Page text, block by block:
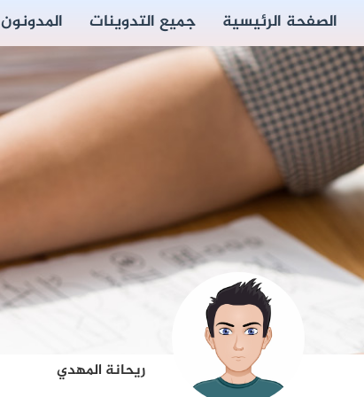
الصفحة الرئيسية جميع التدوينات المدونون
ريحانة المهدي